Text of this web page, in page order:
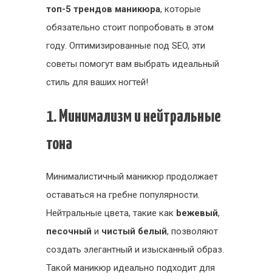
топ-5 трендов маникюра, которые
обязательно стоит попробовать в этом
году. Оптимизированные под SEO, эти
советы помогут вам выбрать идеальный
стиль для ваших ногтей!
1. Минимализм и нейтральные
тона
Минималистичный маникюр продолжает
оставаться на гребне популярности.
Нейтральные цвета, такие как bежевый,
песочный и чистый белый, позволяют
создать элегантный и изысканный образ.
Такой маникюр идеально подходит для